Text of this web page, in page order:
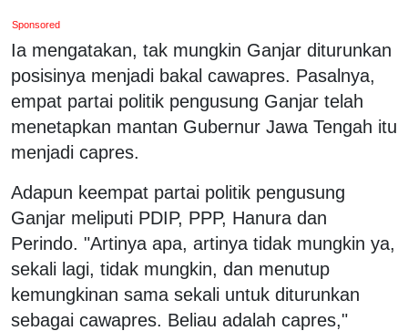
Sponsored
Ia mengatakan, tak mungkin Ganjar diturunkan
posisinya menjadi bakal cawapres. Pasalnya,
empat partai politik pengusung Ganjar telah
menetapkan mantan Gubernur Jawa Tengah itu
menjadi capres.
Adapun keempat partai politik pengusung
Ganjar meliputi PDIP, PPP, Hanura dan
Perindo. "Artinya apa, artinya tidak mungkin ya,
sekali lagi, tidak mungkin, dan menutup
kemungkinan sama sekali untuk diturunkan
sebagai cawapres. Beliau adalah capres,"